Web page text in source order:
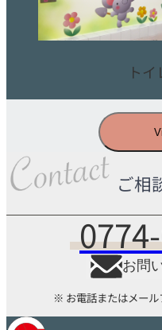
ト
ご相
お問
※ お電話またはメール